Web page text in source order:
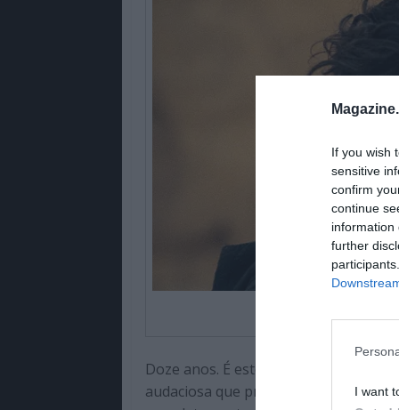
If you wish
sensitive
confirm
continue
information
further
I want
Doze anos. É este o salto temporal
audaciosa que promete transformar